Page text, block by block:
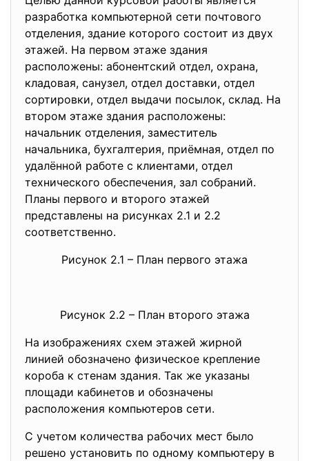
разработка компьютерной сети почтового
отделения, здание которого состоит из двух
этажей. На первом этаже здания
расположены: абонентский отдел, охрана,
кладовая, санузел, отдел доставки, отдел
сортировки, отдел выдачи посылок, склад. На
втором этаже здания расположены:
начальник отделения, заместитель
начальника, бухгалтерия, приёмная, отдел по
удалённой работе с клиентами, отдел
технического обеспечения, зал собраний.
Планы первого и второго этажей
представлены на рисунках 2.1 и 2.2
соответственно.
Рисунок 2.1 – План первого этажа
Рисунок 2.2 – План второго этажа
На изображениях схем этажей жирной
линией обозначено физическое крепление
короба к стенам здания. Так же указаны
площади кабинетов и обозначены
расположения компьютеров сети.
С учетом количества рабочих мест было
решено установить по одному компьютеру в